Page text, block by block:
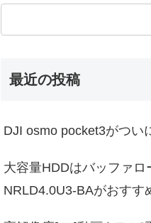
最近の投稿
DJI osmo pocket3がつい
大容量HDDはバッファロ
NRLD4.0U3-BAがおすす